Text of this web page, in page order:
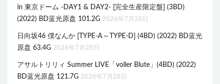
in 東京ドーム -DAY1 & DAY2- [完全生産限定盤] (3BD)
(2022) BD蓝光原盘 101.2G 2026年7月28日
日向坂46 僕なんか [TYPE-A～TYPE-D] (4BD) (2022) BD蓝光
原盘 63.4G 2026年7月28日
アサルトリリィ Summer LIVE「voller Blute」(4BD) (2022)
BD蓝光原盘 121.7G 2026年7月28日